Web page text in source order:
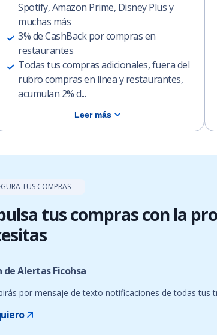
Spotify, Amazon Prime, Disney Plus y
muchas más
3% de CashBack por compras en
restaurantes
Todas tus compras adicionales, fuera del
rubro compras en línea y restaurantes,
acumulan 2% d...
Leer más
TUS COMPRAS
tus compras con la
de Alertas Ficohsa
por mensaje de texto notificaciones de todas tus